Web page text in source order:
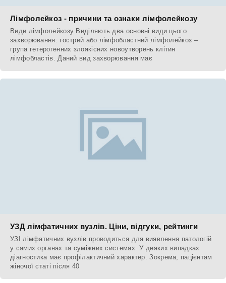
Лімфолейкоз - причини та ознаки лімфолейкозу
Види лімфолейкозу Виділяють два основні види цього
захворювання: гострий або лімфобластний лімфолейкоз –
група гетерогенних злоякісних новоутворень клітин
лімфобластів. Даний вид захворювання має
УЗД лімфатичних вузлів. Ціни, відгуки, рейтинги
УЗІ лімфатичних вузлів проводиться для виявлення патологій
у самих органах та суміжних системах. У деяких випадках
діагностика має профілактичний характер. Зокрема, пацієнтам
жіночої статі після 40